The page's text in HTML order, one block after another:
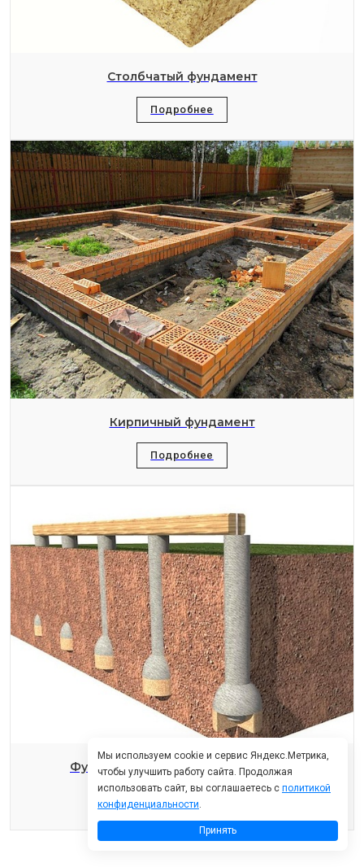
Столбчатый фундамент
Подробнее
Кирпичный фундамент
Подробнее
Фундамент на буронабивных сваях
Подробнее
Мы используем cookie и сервис Яндекс.Метрика,
чтобы улучшить работу сайта. Продолжая
использовать сайт, вы соглашаетесь с политикой
конфиденциальности.
Принять